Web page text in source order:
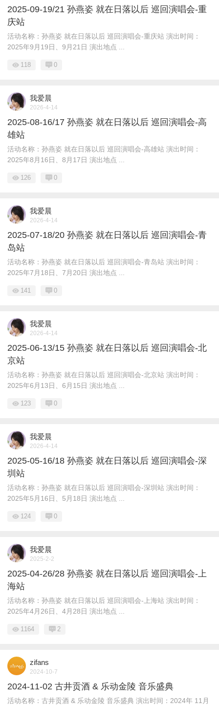
2025-09-19/21 孙燕姿 就在日落以后 巡回演唱会-重
庆站
活动名称：孙燕姿 就在日落以后 巡回演唱会-重庆站 演出时间：
2025年9月19日、9月21日 演出地点 ...
118 0
我爱晨
2026-4-14
2025-08-16/17 孙燕姿 就在日落以后 巡回演唱会-高
雄站
活动名称：孙燕姿 就在日落以后 巡回演唱会-高雄站 演出时间：
2025年8月16日、8月17日 演出地点 ...
126 0
我爱晨
2026-4-14
2025-07-18/20 孙燕姿 就在日落以后 巡回演唱会-青
岛站
活动名称：孙燕姿 就在日落以后 巡回演唱会-青岛站 演出时间：
2025年7月18日、7月20日 演出地点 ...
141 0
我爱晨
2026-4-14
2025-06-13/15 孙燕姿 就在日落以后 巡回演唱会-北
京站
活动名称：孙燕姿 就在日落以后 巡回演唱会-北京站 演出时间：
2025年6月13日、6月15日 演出地点 ...
123 0
我爱晨
2026-4-14
2025-05-16/18 孙燕姿 就在日落以后 巡回演唱会-深
圳站
活动名称：孙燕姿 就在日落以后 巡回演唱会-深圳站 演出时间：
2025年5月16日、5月18日 演出地点 ...
124 0
我爱晨
2025-2-2
2025-04-26/28 孙燕姿 就在日落以后 巡回演唱会-上
海站
活动名称：孙燕姿 就在日落以后 巡回演唱会-上海站 演出时间：
2025年4月26日、4月28日 演出地点 ...
1164 2
zifans
2024-10-7
2024-11-02 古井贡酒 & 乐动金陵 音乐盛典
活动名称：古井贡酒 & 乐动金陵 音乐盛典 演出时间：2024年 11月